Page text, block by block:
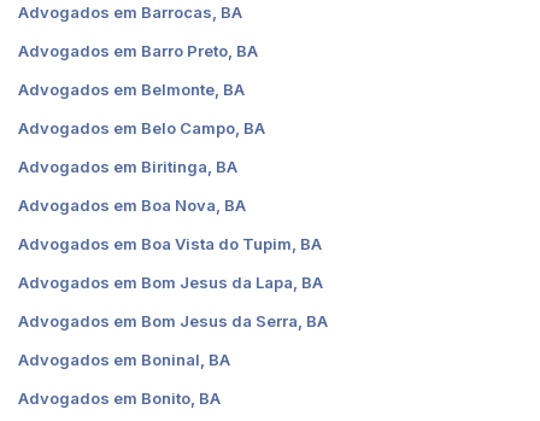
Advogados em Barrocas, BA
Advogados em Barro Preto, BA
Advogados em Belmonte, BA
Advogados em Belo Campo, BA
Advogados em Biritinga, BA
Advogados em Boa Nova, BA
Advogados em Boa Vista do Tupim, BA
Advogados em Bom Jesus da Lapa, BA
Advogados em Bom Jesus da Serra, BA
Advogados em Boninal, BA
Advogados em Bonito, BA